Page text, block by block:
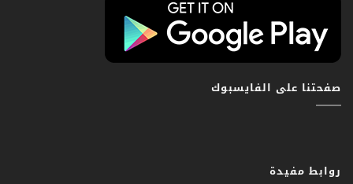
صفحتنا على الفايسبوك
روابط مفيدة